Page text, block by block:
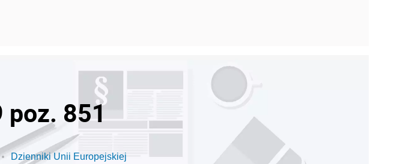
poz. 851
Dzienniki Unii Europejskiej